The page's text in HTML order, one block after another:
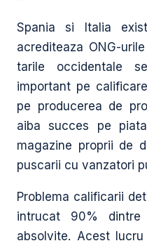
Spania si Italia
acrediteaza ONG-
tarile occidentale
important pe
pe producerea de
aiba succes pe
magazine proprii de
puscarii cu vanzatori
Problema calificarii
intrucat 90%
absolvite. Acest